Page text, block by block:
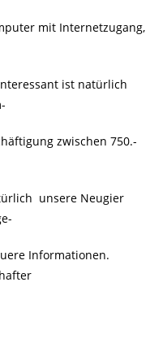
mit Internetzugang,
ist natürlich
zwischen 750.-
unsere Neugier
Informationen.